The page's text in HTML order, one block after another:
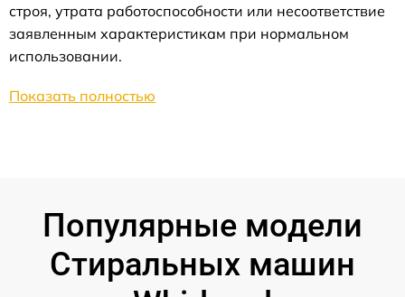
строя, утрата работоспособности или несоответствие
заявленным характеристикам при нормальном
использовании.
Показать полностью
Популярные модели
Стиральных машин